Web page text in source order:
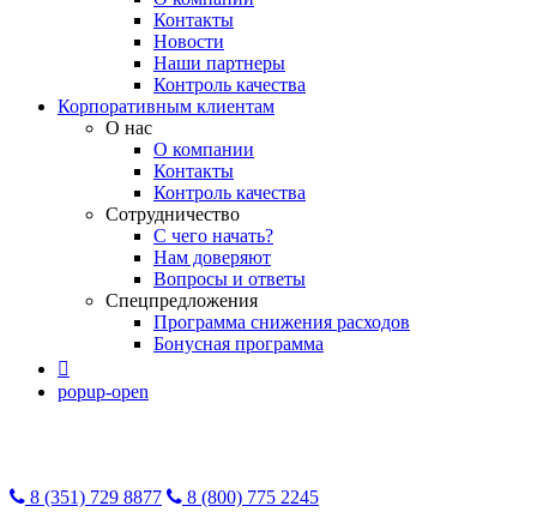
Контакты
Новости
Наши партнеры
Контроль качества
Корпоративным клиентам
О нас
О компании
Контакты
Контроль качества
Сотрудничество
С чего начать?
Нам доверяют
Вопросы и ответы
Спецпредложения
Программа снижения расходов
Бонусная программа

popup-open
8 (351) 729 8877 8 (800) 775 2245